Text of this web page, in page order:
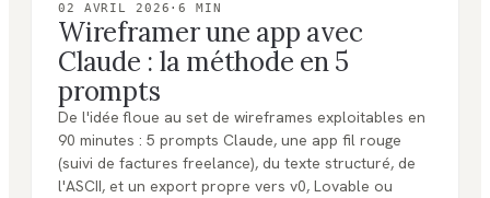
02 AVRIL 2026 ·6 MIN
Wireframer une app avec
Claude : la méthode en 5
prompts
De l'idée floue au set de wireframes exploitables en
90 minutes : 5 prompts Claude, une app fil rouge
(suivi de factures freelance), du texte structuré, de
l'ASCII, et un export propre vers v0, Lovable ou